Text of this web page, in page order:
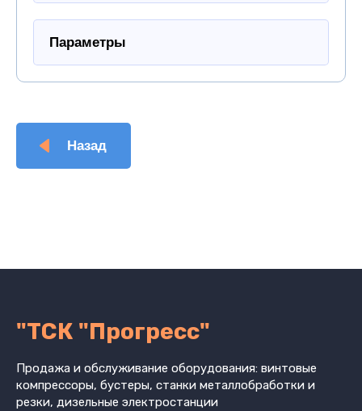
Параметры
Назад
"ТСК "Прогресс"
Продажа и обслуживание оборудования: винтовые
компрессоры, бустеры, станки металлобработки и
резки, дизельные электростанции